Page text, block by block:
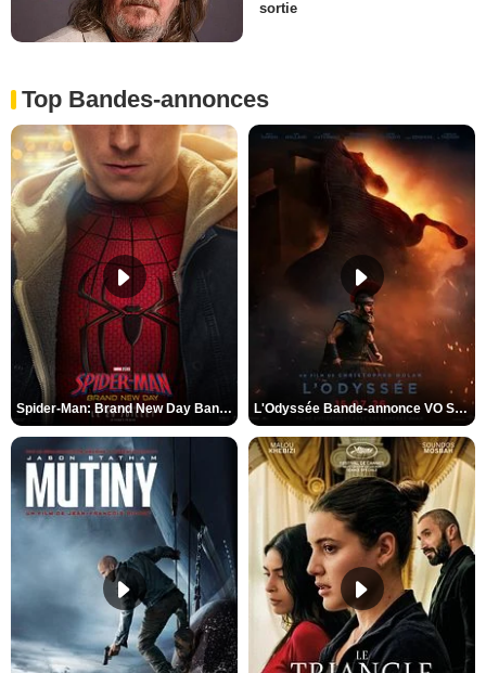
sortie
Top Bandes-annonces
Spider-Man: Brand New Day Bande-annonce VO STFR L'Odyssée Bande-annonce VO STFR